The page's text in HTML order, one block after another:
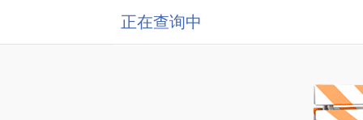
正在查询中